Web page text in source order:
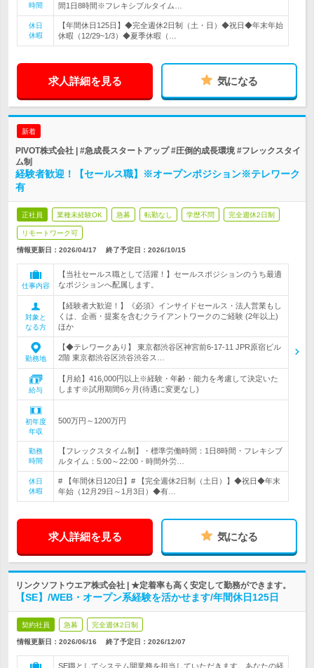
時間
間1日8時間※フレキシブルタイム…
休日
休暇
【年間休日125日】◆完全週休2日制（土・日）◆祝日◆年末年始
休暇（12/29~1/3）◆夏季休暇（…
求人詳細を見る 気になる
新着
PIVOT株式会社 | #急成長スタートアップ #圧倒的成長環境 #フレックスタイ
ム制
経験者歓迎！【セールス職】※オープンポジション※テレワーク
有
正社員 業種未経験OK 急募 転勤なし 学歴不問 完全週休2日制
リモートワーク可
情報更新日：2026/04/17 終了予定日： 2026/10/15
仕事内容
【当社セールス職として活躍！】セールスポジションのうち最適
なポジションへ配属します。
対象と
なる方
【経験者大歓迎！】《必須》インサイドセールス・法人営業もし
くは、企画・提案を含むクライアントワークのご経験 (2年以上)
ほか
勤務地
【◆テレワークあり】 東京都渋谷区神宮前6-17-11 JPR原宿ビル
2階 東京都渋谷区渋谷渋谷ス…
給与
【月給】416,000円以上※経験・年齢・能力を考慮して決定いた
します※試用期間6ヶ月(待遇に変更なし)
初年度
年収
500万円～1200万円
勤務
時間
【フレックスタイム制】・標準労働時間：1日8時間・フレキシブ
ルタイム：5:00～22:00・時間外労…
休日
休暇
# 【年間休日120日】# 【完全週休2日制（土日）】◆祝日◆年末
年始（12月29日～1月3日）◆有…
求人詳細を見る 気になる
リンクソフトウエア株式会社 | ★定着率も高く安定して勤務ができます。
【SE】/WEB・オープン系経験を活かせます/年間休日125日
契約社員 急募 完全週休2日制
情報更新日：2026/06/16 終了予定日： 2026/12/07
SE職としてシステム開業務を担当していただきます。あなたの経